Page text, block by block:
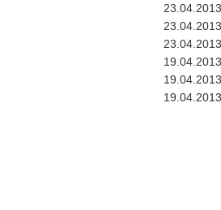
23.04.2013
23.04.2013
23.04.2013
19.04.2013
19.04.2013
19.04.2013